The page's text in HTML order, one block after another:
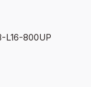
L16-800UP